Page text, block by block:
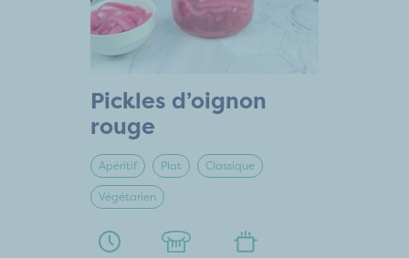
Pickles d’oignon
rouge
Apéritif Plat Classique
Végétarien